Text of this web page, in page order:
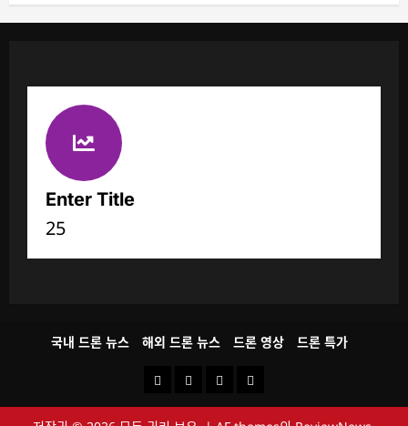
Enter Title
25
국내 드론 뉴스 해외 드론 뉴스 드론 영상 드론 특가
국
내
해
외
드
론
드
론